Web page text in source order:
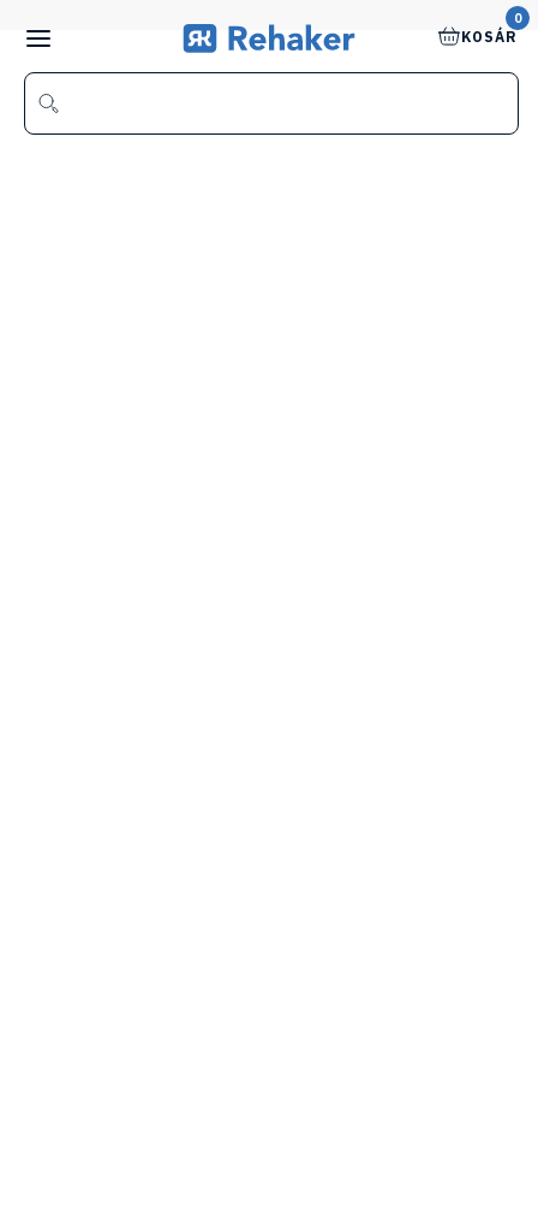
0
KOSÁR